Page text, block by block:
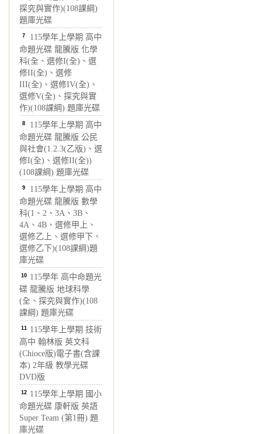
探究與實作)(108課綱)
題庫光碟
7 115學年上學期 高中
命題光碟 龍騰版 化學
科(全、選修I(全)、選
修II(全)、選修
III(全)、選修IV(全)、
選修V(全)、探究與實
作)(108課綱) 題庫光碟
8 115學年上學期 高中
命題光碟 龍騰版 公民
與社會(1.2.3(乙版)、選
修I(全)、選修II(全))
(108課綱) 題庫光碟
9 115學年上學期 高中
命題光碟 龍騰版 數學
科(1、2、3A、3B、
4A、4B、選修甲上、
選修乙上、選修甲下、
選修乙下)(108課綱)題
庫光碟
10 115學年 高中命題光
碟 龍騰版 地球科學
(全、探究與實作)(108
課綱) 題庫光碟
11 115學年上學期 技術
高中 翰林版 英文科
(Chioce版)電子書(含課
本) 2年級 教學光碟
DVD版
12 115學年上學期 國小
命題光碟 康軒版 英語
Super Team (第1冊) 題
庫光碟